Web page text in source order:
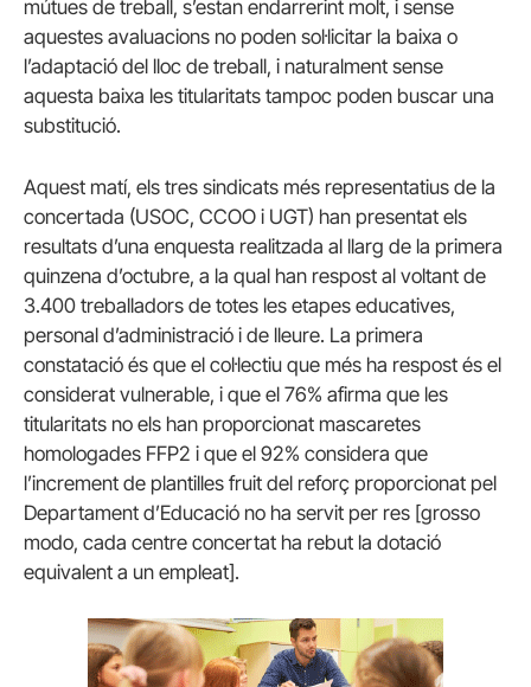
mútues de treball, s’estan endarrerint molt, i sense
aquestes avaluacions no poden sol·licitar la baixa o
l’adaptació del lloc de treball, i naturalment sense
aquesta baixa les titularitats tampoc poden buscar una
substitució.
Aquest matí, els tres sindicats més representatius de la
concertada (USOC, CCOO i UGT) han presentat els
resultats d’una enquesta realitzada al llarg de la primera
quinzena d’octubre, a la qual han respost al voltant de
3.400 treballadors de totes les etapes educatives,
personal d’administració i de lleure. La primera
constatació és que el col·lectiu que més ha respost és el
considerat vulnerable, i que el 76% afirma que les
titularitats no els han proporcionat mascaretes
homologades FFP2 i que el 92% considera que
l’increment de plantilles fruit del reforç proporcionat pel
Departament d’Educació no ha servit per res [grosso
modo, cada centre concertat ha rebut la dotació
equivalent a un empleat].